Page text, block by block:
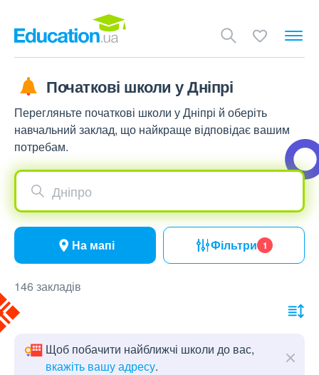
Початкові школи у Дніпрі
Перегляньте початкові школи у Дніпрі й оберіть
навчальний заклад, що найкраще відповідає вашим
потребам.
Дніпро
На мапі Фільтри 1
146 закладів
Щоб побачити найближчі школи до вас,
вкажіть вашу адресу.